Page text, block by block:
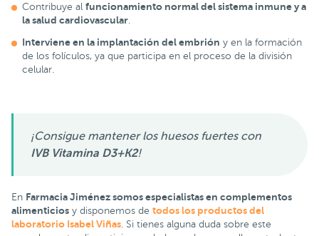
Contribuye al funcionamiento normal del sistema inmune y a
la salud cardiovascular.
Interviene en la implantación del embrión y en la formación
de los folículos, ya que participa en el proceso de la división
celular.
¡Consigue mantener los huesos fuertes con
IVB Vitamina D3+K2!
En Farmacia Jiménez somos especialistas en complementos
alimenticios y disponemos de todos los productos del
laboratorio Isabel Viñas. Si tienes alguna duda sobre este